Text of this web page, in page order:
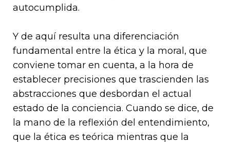
autocumplida.
Y de aquí resulta una diferenciación
fundamental entre la ética y la moral, que
conviene tomar en cuenta, a la hora de
establecer precisiones que trascienden las
abstracciones que desbordan el actual
estado de la conciencia. Cuando se dice, de
la mano de la reflexión del entendimiento,
que la ética es teórica mientras que la